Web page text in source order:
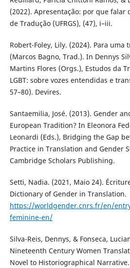
(2022). Apresentação: por que falar
de Tradução (UFRGS), (47), i–iii.
Robert-Foley, Lily. (2024). Para uma
(Marcos Bagno, Trad.). In Dennys
Martins Flores (Orgs.), Estudos da
LGBT: sobre vozes entendidas e
57–80). Devires.
Santaemilia, José. (2013). Gender
European Tradition? In Eleonora
Leonardi (Eds.), Bridging the Gap
Practice in Translation and Gender
Cambridge Scholars Publishing.
Setti, Nadia. (2021, Maio 24).
Dictionary of Gender in Translation.
https://worldgender.cnrs.fr/en/
feminine-en/
Silva-Reis, Dennys, & Fonseca,
Nineteenth Century Women
Novel to Historiographical